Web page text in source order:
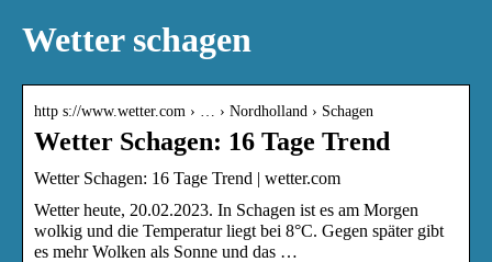
Wetter schagen
http s://www.wetter.com › … › Nordholland › Schagen
Wetter Schagen: 16 Tage Trend
Wetter Schagen: 16 Tage Trend | wetter.com
Wetter heute, 20.02.2023. In Schagen ist es am Morgen
wolkig und die Temperatur liegt bei 8°C. Gegen später gibt
es mehr Wolken als Sonne und das …